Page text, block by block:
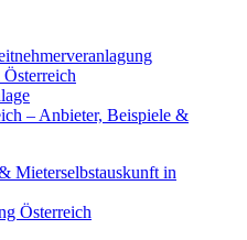
– Anbieter, Beispiele &
Mieterselbstauskunft in
Österreich